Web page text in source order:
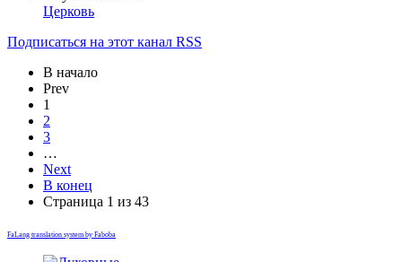
Церковь
Подписаться на этот канал RSS
В начало
Prev
1
2
3
…
Next
В конец
Страница 1 из 43
FaLang translation system by Faboba